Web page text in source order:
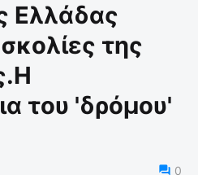
Ελλάδας
της
του 'δρόμου'
0